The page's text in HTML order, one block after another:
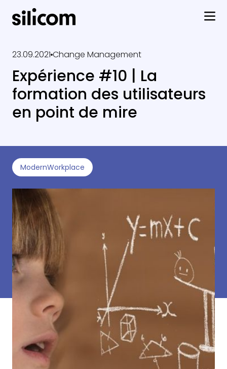
23.09.2021 Change Management
Expérience #10 | La
formation des utilisateurs
en point de mire
ModernWorkplace